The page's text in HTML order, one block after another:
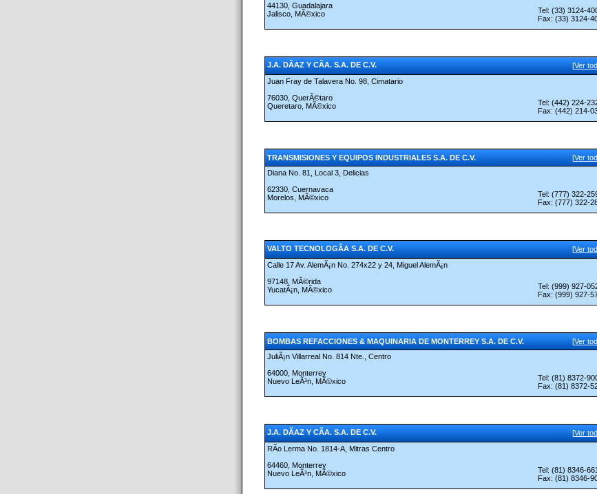
44130, Guadalajara
Jalisco, MÃ©xico
Tel: (33) 3124-
Fax: (33) 3124-
J.A. DÃAZ Y CÃA. S.A. DE C.V. [Ver
Juan Fray de Talavera No. 98, Cimatario
76030, QuerÃ©taro
Queretaro, MÃ©xico
Tel: (442) 224-
Fax: (442) 214-
TRANSMISIONES Y EQUIPOS INDUSTRIALES S.A. DE C.V. [Ver
Diana No. 81, Local 3, Delicias
62330, Cuernavaca
Morelos, MÃ©xico
Tel: (777) 322-
Fax: (777) 322-
VALTO TECNOLOGÃA S.A. DE C.V. [Ver
Calle 17 Av. AlemÃ¡n No. 274x22 y 24, Miguel AlemÃ¡n
97148, MÃ©rida
YucatÃ¡n, MÃ©xico
Tel: (999) 927-
Fax: (999) 927-
BOMBAS REFACCIONES & MAQUINARIA DE MONTERREY S.A. DE C.V. [Ver
JuliÃ¡n Villarreal No. 814 Nte., Centro
64000, Monterrey
Nuevo LeÃ³n, MÃ©xico
Tel: (81) 8372-
Fax: (81) 8372-
J.A. DÃAZ Y CÃA. S.A. DE C.V. [Ver
RÃ­o Lerma No. 1814-A, Mitras Centro
64460, Monterrey
Nuevo LeÃ³n, MÃ©xico
Tel: (81) 8346-
Fax: (81) 8346-